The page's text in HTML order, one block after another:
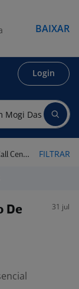
Login
- SP FILTRAR
De
31 jul
BAIXAR